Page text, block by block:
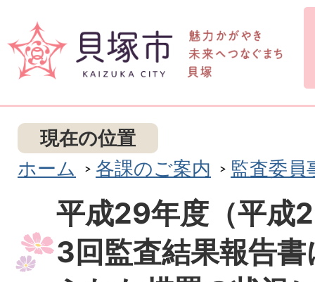
現在の位置
ホーム
各課のご案内 監査委員
平成29年度（平成
3回監査結果報告